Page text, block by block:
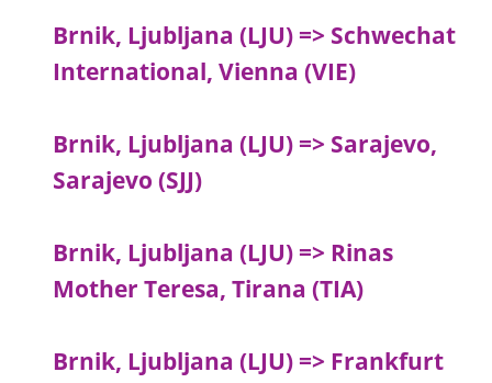
Brnik, Ljubljana (LJU) => Schwechat
International, Vienna (VIE)
Brnik, Ljubljana (LJU) => Sarajevo,
Sarajevo (SJJ)
Brnik, Ljubljana (LJU) => Rinas
Mother Teresa, Tirana (TIA)
Brnik, Ljubljana (LJU) => Frankfurt